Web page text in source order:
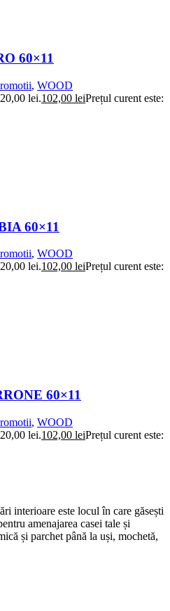
60×11
, WOOD
lei.102,00 leiPrețul curent este:
60×11
, WOOD
lei.102,00 leiPrețul curent este:
60×11
, WOOD
lei.102,00 leiPrețul curent este:
interioare este locul în care găsești
amenajarea casei tale și
și parchet până la uși, mochetă,